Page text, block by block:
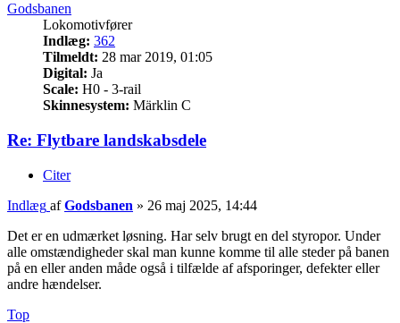
Godsbanen
Lokomotivfører
Indlæg: 362
Tilmeldt: 28 mar 2019, 01:05
Digital: Ja
Scale: H0 - 3-rail
Skinnesystem: Märklin C
Re: Flytbare landskabsdele
Citer
Indlæg afGodsbanen » 26 maj 2025, 14:44
Det er en udmærket løsning. Har selv brugt en del styropor. Under
alle omstændigheder skal man kunne komme til alle steder på banen
på en eller anden måde også i tilfælde af afsporinger, defekter eller
andre hændelser.
Top